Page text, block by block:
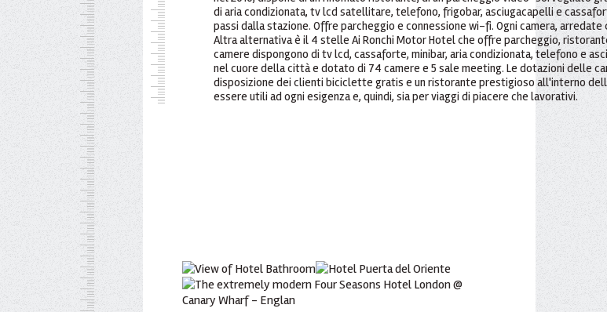
di aria condizionata, tv lcd satellitare, telefono, frigobar, asciugacapelli e
passi dalla stazione. Offre parcheggio e connessione wi-fi. Ogni camera,
Altra alternativa è il 4 stelle Ai Ronchi Motor Hotel che offre parcheggio,
camere dispongono di tv lcd, cassaforte, minibar, aria condizionata, telefono e
nel cuore della città e dotato di 74 camere e 5 sale meeting. Le dotazioni delle
disposizione dei clienti biciclette gratis e un ristorante prestigioso all'interno
essere utili ad ogni esigenza e, quindi, sia per viaggi di piacere che lavorativi.